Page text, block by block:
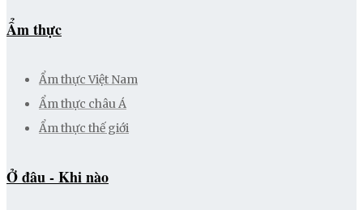
Ẩm thực
Ẩm thực Việt Nam
Ẩm thực châu Á
Ẩm thực thế giới
Ở đâu - Khi nào